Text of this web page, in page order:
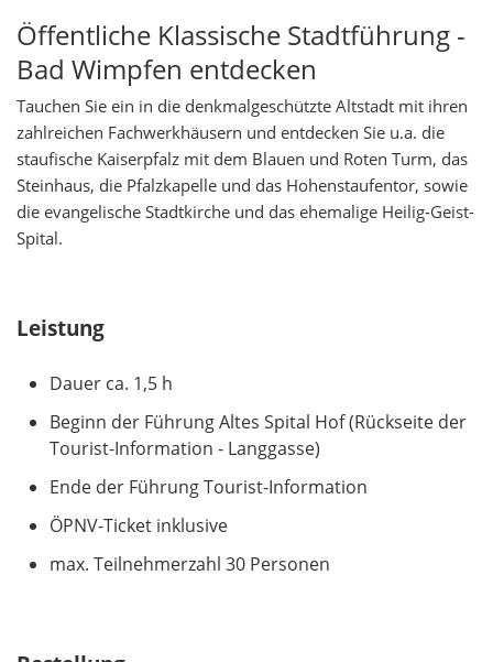
Öffentliche Klassische Stadtführung -
Bad Wimpfen entdecken
Tauchen Sie ein in die denkmalgeschützte Altstadt mit ihren
zahlreichen Fachwerkhäusern und entdecken Sie u.a. die
staufische Kaiserpfalz mit dem Blauen und Roten Turm, das
Steinhaus, die Pfalzkapelle und das Hohenstaufentor, sowie
die evangelische Stadtkirche und das ehemalige Heilig-Geist-
Spital.
Leistung
Dauer ca. 1,5 h
Beginn der Führung Altes Spital Hof (Rückseite der
Tourist-Information - Langgasse)
Ende der Führung Tourist-Information
ÖPNV-Ticket inklusive
max. Teilnehmerzahl 30 Personen